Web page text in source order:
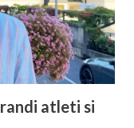
atleti si